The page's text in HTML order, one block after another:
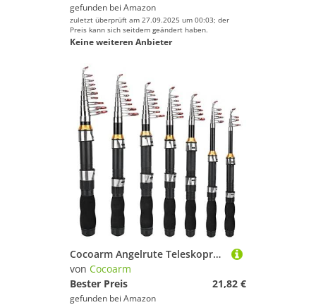
gefunden bei Amazon
zuletzt überprüft am 27.09.2025 um 00:03; der
Preis kann sich seitdem geändert haben.
Keine weiteren Anbieter
Cocoarm Angelrute Teleskoprute Kleine Seerute Tragbare Kurze Stange Eisangelrute Teleskop Angelrute für Salzwasser Süßwasser(1,7 m)
von Cocoarm
Bester Preis
21,82 €
gefunden bei Amazon